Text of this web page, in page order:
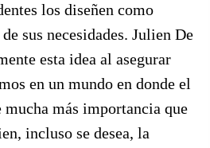
los diseñen como
sus necesidades. Julien De
esta idea al asegurar
en un mundo en donde el
más importancia que
incluso se desea, la